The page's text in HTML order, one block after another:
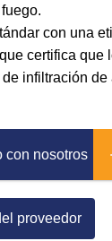
con una
certifica que
infiltración de
con nosotros
proveedor